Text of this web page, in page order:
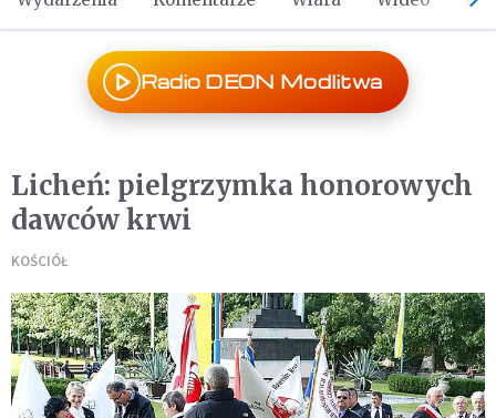
Radio DEON Modlitwa
Licheń: pielgrzymka honorowych
dawców krwi
KOŚCIÓŁ